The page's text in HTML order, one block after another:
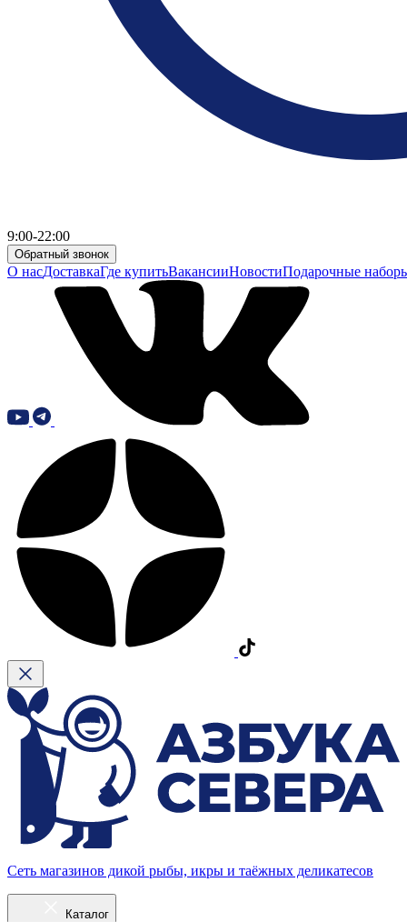
9:00-22:00
Обратный звонок
О насДоставкаГде купитьВакансииНовостиПодарочные
Сеть магазинов дикой рыбы, икры и таёжных деликатесов
Каталог